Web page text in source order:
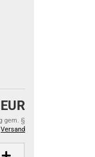
gem. §
Versand